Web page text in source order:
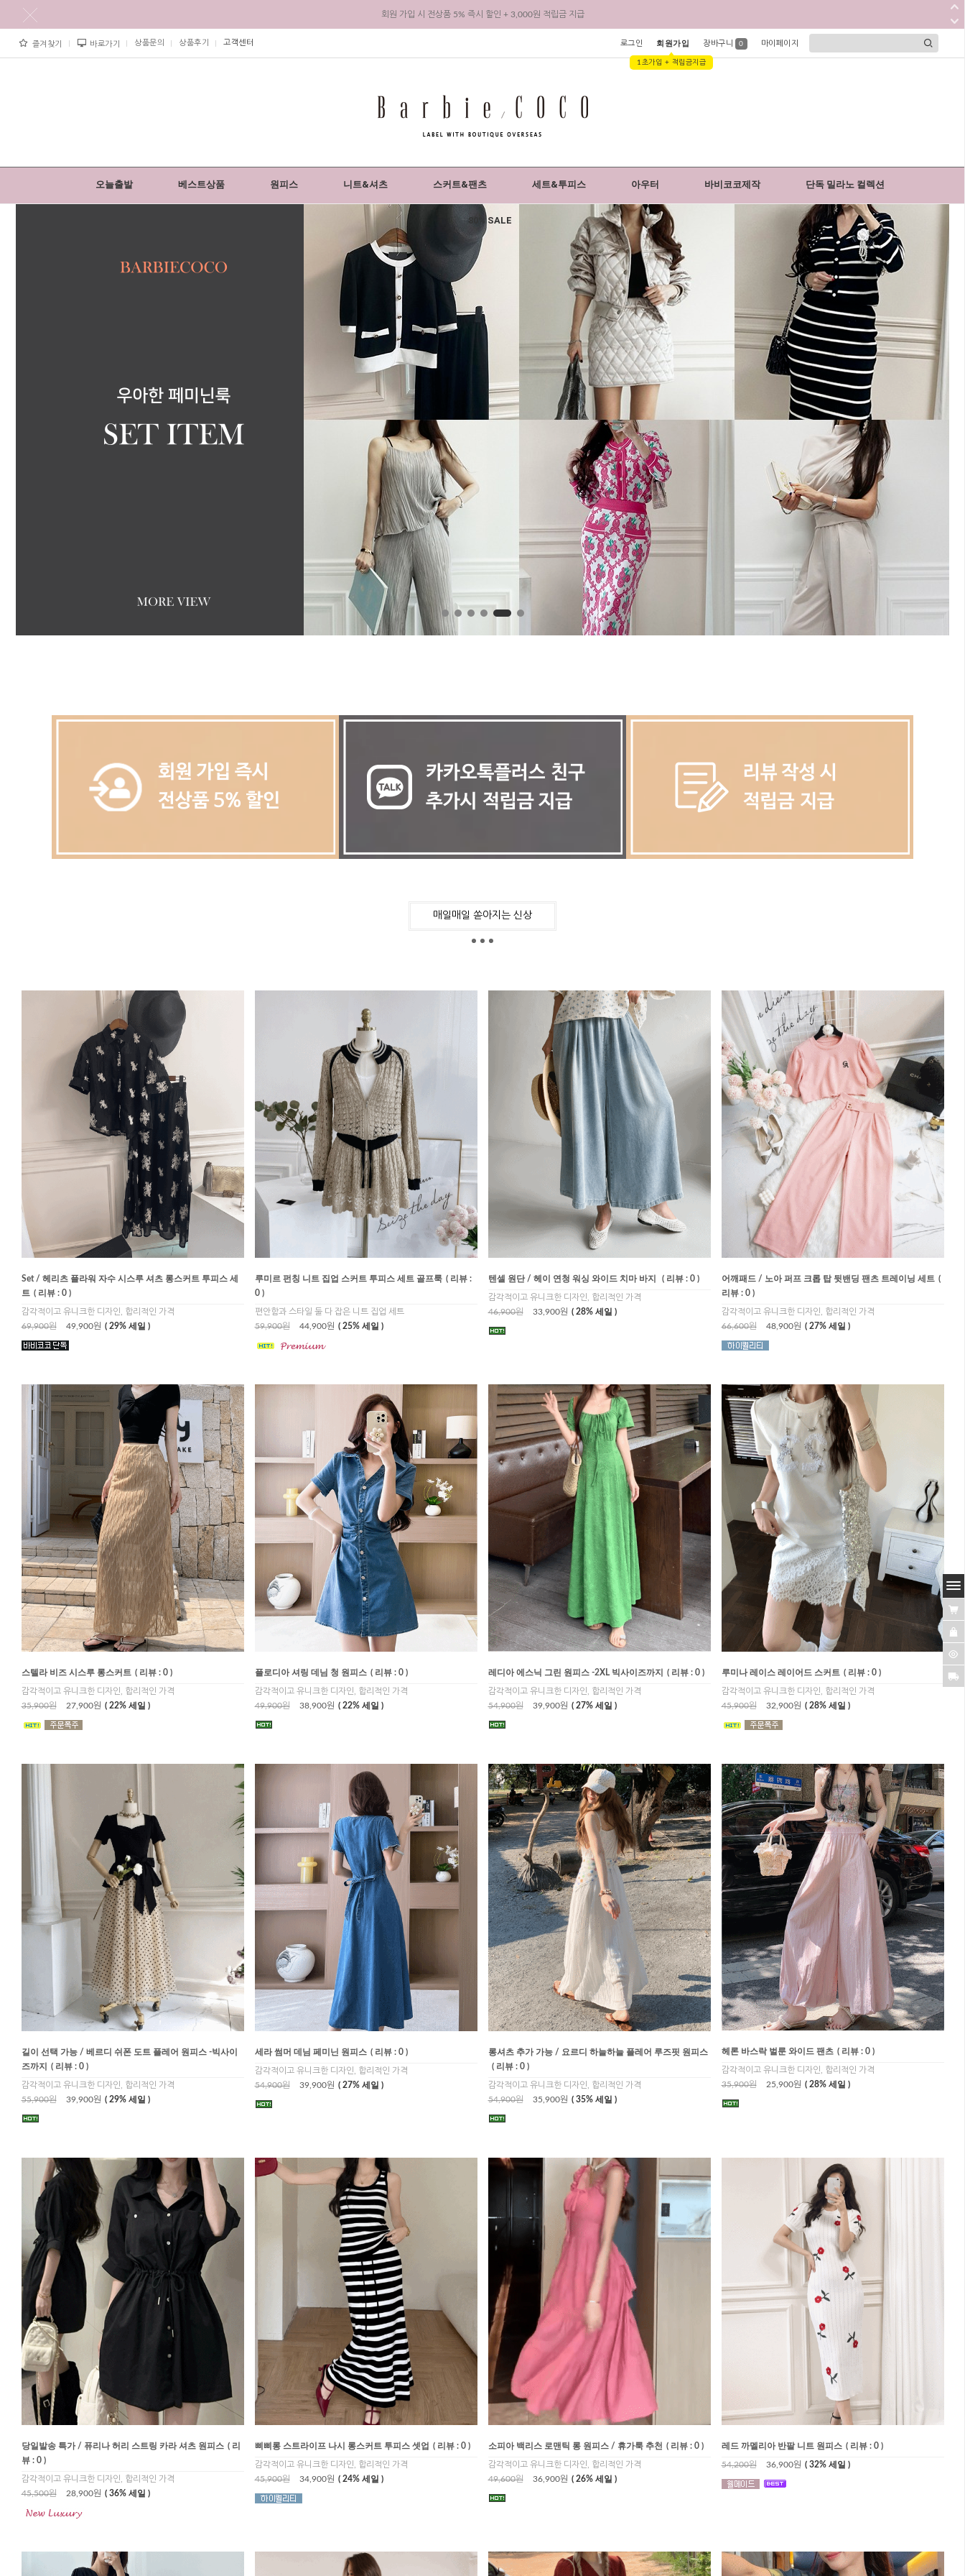
바비코코 카카오채널 추가 시 1,000원 적립금 지급
즐겨찾기 바로가기 상품문의 상품후기 고객센터 로그인 회원가입
1초가입 + 적립금지급
장바구니 0 마이페이지
오늘출발 베스트상품 원피스 니트&셔츠 스커트&팬츠 세트&투피스 아우터 바비코코제작 단독 밀라노 컬렉션
80% SALE
매일매일 쏟아지는 신상
Set / 헤리츠 플라워 자수 시스루 셔츠 롱스커트 투피스 세
트 ( 리뷰 : 0 )
감각적이고 유니크한 디자인, 합리적인 가격
69,900원
49,900원 ( 29% 세일 )
루미르 펀칭 니트 집업 스커트 투피스 세트 골프룩 ( 리뷰 :
0 )
편안함과 스타일 둘 다 잡은 니트 집업 세트
59,900원
44,900원 ( 25% 세일 )
텐셀 원단 / 헤이 연청 워싱 와이드 치마 바지 ( 리뷰 : 0 )
감각적이고 유니크한 디자인, 합리적인 가격
46,900원
33,900원 ( 28% 세일 )
어깨패드 / 노아 퍼프 크롭 탑 뒷밴딩 팬츠 트레이닝 세트 (
리뷰 : 0 )
감각적이고 유니크한 디자인, 합리적인 가격
66,600원
48,900원 ( 27% 세일 )
스텔라 비즈 시스루 롱스커트 ( 리뷰 : 0 )
감각적이고 유니크한 디자인, 합리적인 가격
35,900원
27,900원 ( 22% 세일 )
플로디아 셔링 데님 청 원피스 ( 리뷰 : 0 )
감각적이고 유니크한 디자인, 합리적인 가격
49,900원
38,900원 ( 22% 세일 )
레디아 에스닉 그린 원피스 -2XL 빅사이즈까지 ( 리뷰 : 0 )
감각적이고 유니크한 디자인, 합리적인 가격
54,900원
39,900원 ( 27% 세일 )
루미나 레이스 레이어드 스커트 ( 리뷰 : 0 )
감각적이고 유니크한 디자인, 합리적인 가격
45,900원
32,900원 ( 28% 세일 )
길이 선택 가능 / 베르디 쉬폰 도트 플레어 원피스 -빅사이
즈까지
( 리뷰 : 0 )
감각적이고 유니크한 디자인, 합리적인 가격
55,900원
39,900원 ( 29% 세일 )
세라 썸머 데님 페미닌 원피스 ( 리뷰 : 0 )
감각적이고 유니크한 디자인, 합리적인 가격
54,900원
39,900원 ( 27% 세일 )
롱셔츠 추가 가능 / 요르디 하늘하늘 플레어 루즈핏 원피스
( 리뷰 : 0 )
감각적이고 유니크한 디자인, 합리적인 가격
54,900원
35,900원 ( 35% 세일 )
헤론 바스락 벌룬 와이드 팬츠 ( 리뷰 : 0 )
감각적이고 유니크한 디자인, 합리적인 가격
35,900원
25,900원 ( 28% 세일 )
당일발송 특가 / 퓨리나 허리 스트링 카라 셔츠 원피스 ( 리
뷰 : 0 )
감각적이고 유니크한 디자인, 합리적인 가격
45,500원
28,900원 ( 36% 세일 )
삐삐롱 스트라이프 나시 롱스커트 투피스 셋업 ( 리뷰 : 0 )
감각적이고 유니크한 디자인, 합리적인 가격
45,900원
34,900원 ( 24% 세일 )
소피아 백리스 로맨틱 롱 원피스 / 휴가룩 추천 ( 리뷰 : 0 )
감각적이고 유니크한 디자인, 합리적인 가격
49,600원
36,900원 ( 26% 세일 )
레드 까멜리아 반팔 니트 원피스 ( 리뷰 : 0 )
54,200원 36,900원 ( 32% 세일 )